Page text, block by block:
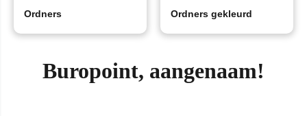
Ordners Ordners gekleurd
Buropoint, aangenaam!